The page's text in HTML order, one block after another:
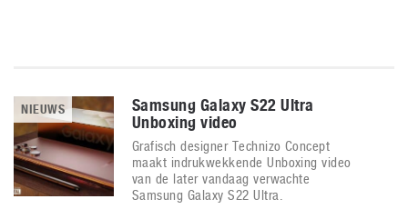
NIEUWS
Samsung Galaxy S22 Ultra
Unboxing video
Grafisch designer Technizo Concept
maakt indrukwekkende Unboxing video
van de later vandaag verwachte
Samsung Galaxy S22 Ultra.